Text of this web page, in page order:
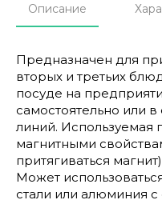
Описание
Предназначен для
вторых и третьих
посуде на
самостоятельно или в
линий. Используемая
магнитными
притягиваться
Может
стали или алюминия